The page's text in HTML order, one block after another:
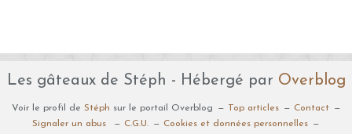
Les gâteaux de Stéph - Hébergé par Overblog
Voir le profil de Stéph sur le portail Overblog Top articles
Contact
Signaler un abus
C.G.U. Cookies et données personnelles